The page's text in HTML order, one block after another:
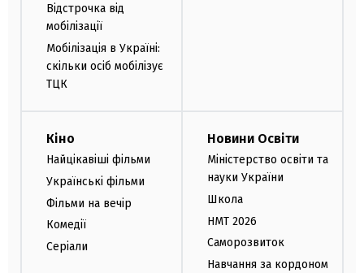
Відстрочка від
мобілізації
Мобілізація в Україні:
скільки осіб мобілізує
ТЦК
Кіно
Найцікавіші фільми
Українські фільми
Фільми на вечір
Комедії
Серіали
Новини Освіти
Міністерство освіти та
науки України
Школа
НМТ 2026
Саморозвиток
Навчання за кордоном